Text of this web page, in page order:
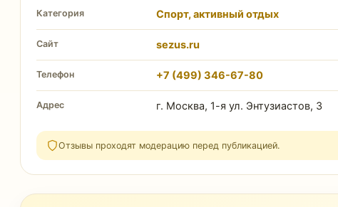
Категория Спорт, активный отдых
Сайт sezus.ru
Телефон +7 (499) 346-67-80
Адрес г. Москва, 1-я ул. Энтузиастов, 3
Отзывы проходят модерацию перед публикацией.